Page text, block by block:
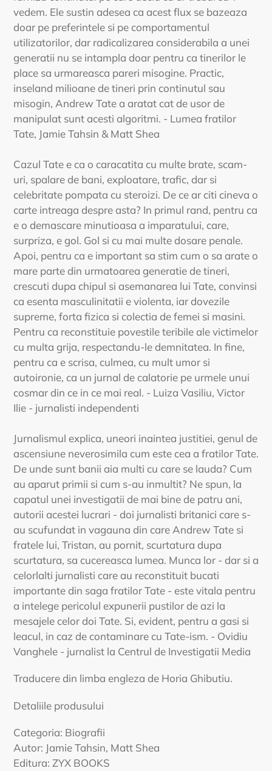
vedem. Ele sustin adesea ca acest flux se bazeaza
doar pe preferintele si pe comportamentul
utilizatorilor, dar radicalizarea considerabila a unei
generatii nu se intampla doar pentru ca tinerilor le
place sa urmareasca pareri misogine. Practic,
inseland milioane de tineri prin continutul sau
misogin, Andrew Tate a aratat cat de usor de
manipulat sunt acesti algoritmi. - Lumea fratilor
Tate, Jamie Tahsin & Matt Shea
Cazul Tate e ca o caracatita cu multe brate, scam-
uri, spalare de bani, exploatare, trafic, dar si
celebritate pompata cu steroizi. De ce ar citi cineva o
carte intreaga despre asta? In primul rand, pentru ca
e o demascare minutioasa a imparatului, care,
surpriza, e gol. Gol si cu mai multe dosare penale.
Apoi, pentru ca e important sa stim cum o sa arate o
mare parte din urmatoarea generatie de tineri,
crescuti dupa chipul si asemanarea lui Tate, convinsi
ca esenta masculinitatii e violenta, iar dovezile
supreme, forta fizica si colectia de femei si masini.
Pentru ca reconstituie povestile teribile ale victimelor
cu multa grija, respectandu-le demnitatea. In fine,
pentru ca e scrisa, culmea, cu mult umor si
autoironie, ca un jurnal de calatorie pe urmele unui
cosmar din ce in ce mai real. - Luiza Vasiliu, Victor
Ilie - jurnalisti independenti
Jurnalismul explica, uneori inaintea justitiei, genul de
ascensiune neverosimila cum este cea a fratilor Tate.
De unde sunt banii aia multi cu care se lauda? Cum
au aparut primii si cum s-au inmultit? Ne spun, la
capatul unei investigatii de mai bine de patru ani,
autorii acestei lucrari - doi jurnalisti britanici care s-
au scufundat in vagauna din care Andrew Tate si
fratele lui, Tristan, au pornit, scurtatura dupa
scurtatura, sa cucereasca lumea. Munca lor - dar si a
celorlalti jurnalisti care au reconstituit bucati
importante din saga fratilor Tate - este vitala pentru
a intelege pericolul expunerii pustilor de azi la
mesajele celor doi Tate. Si, evident, pentru a gasi si
leacul, in caz de contaminare cu Tate-ism. - Ovidiu
Vanghele - jurnalist la Centrul de Investigatii Media
Traducere din limba engleza de Horia Ghibutiu.
Detaliile produsului
Categoria: Biografii
Autor: Jamie Tahsin, Matt Shea
Editura: ZYX BOOKS